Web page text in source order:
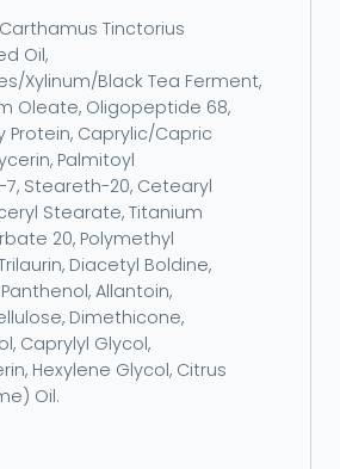
Tinctorius
Oil,
Xylinum/Black Tea Ferment,
Oleate, Oligopeptide 68,
Protein, Caprylic/Capric
Palmitoyl
Steareth-20, Cetearyl
Stearate, Titanium
20, Polymethyl
Diacetyl Boldine,
Allantoin,
Dimethicone,
Caprylyl Glycol,
Hexylene Glycol, Citrus
Oil.